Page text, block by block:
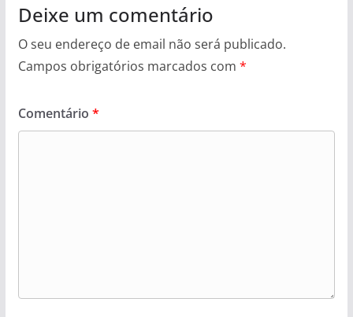
Deixe um comentário
O seu endereço de email não será publicado.
Campos obrigatórios marcados com *
Comentário *